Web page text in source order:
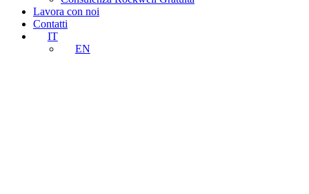
Lavora con noi
Contatti
IT
EN